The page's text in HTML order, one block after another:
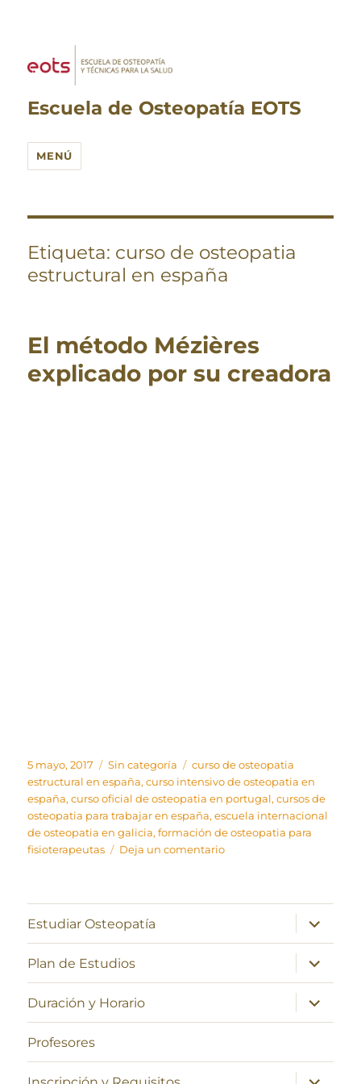
Escuela de Osteopatía EOTS
MENÚ
Etiqueta: curso de osteopatia
estructural en españa
El método Mézières
explicado por su creadora
Publicado
el
5 mayo, 2017 Categorías
Sin categoría Etiquetas
curso de osteopatia
estructural en españa,curso intensivo de osteopatia en
españa,curso oficial de osteopatia en portugal,cursos de
osteopatia para trabajar en españa,escuela internacional
de osteopatia en galicia,formación de osteopatia para
fisioterapeutas
Deja un comentarioen
Estudiar Osteopatía
expande
el
menú
inferior
Plan de Estudios
expande
el
menú
inferior
Duración y Horario
expande
el
menú
Profesores
expande